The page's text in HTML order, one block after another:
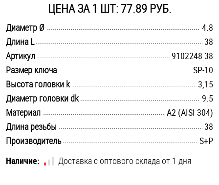
Такелаж
Хомуты
Шайбы
Шпильки
Шплинты
Штифты и пальцы
ЦЕНА ЗА 1 ШТ: 77.89 РУБ.
Диаметр Ø
4.8
Длина L
38
Артикул
9102248 38
Размер ключа
SP-10
Высота головки k
3,15
Диаметр головки dk
9.5
Материал
А2 (AISI 304)
Длина резьбы
38
Производитель
S+P
Наличие:
Доставка с оптового склада от 1 дня